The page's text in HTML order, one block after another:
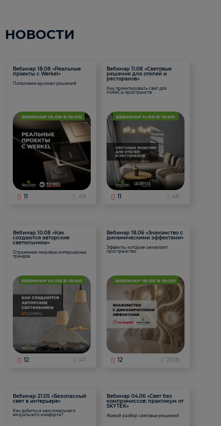
НОВОСТИ
Вебинар 18.08 «Реальные
проекты с Werkel»
Пополняем арсенал решений
11 49
Вебинар 11.08 «Световые
решения для отелей и
ресторанов»
Как проектировать свет для
HoReCa-пространств
11 48
Вебинар 10.08 «Как
создаются авторские
светильники»
Отражение мировых интерьерных
трендов
12 47
Вебинар 18.06 «Знакомство с
динамическими эффектами»
Эффекты, которые оживляют
пространство
12 2108
Вебинар 21.05 «Безопасный
свет в интерьере»
Как добиться максимального
визуального комфорта?
Вебинар 04.06 «Свет без
компромиссов: практикум от
SKYTEK»
Живой разбор световых решений